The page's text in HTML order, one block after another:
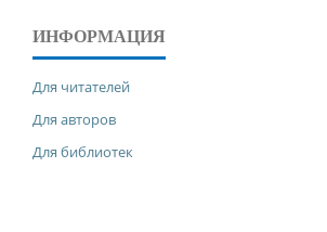
ИНФОРМАЦИЯ
Для читателей
Для авторов
Для библиотек